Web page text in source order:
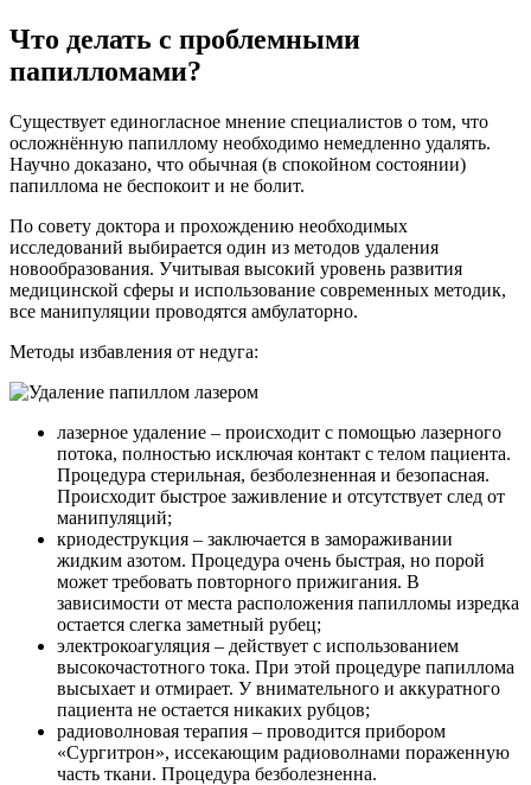
Что делать с проблемными
папилломами?
Существует единогласное мнение специалистов о том, что
осложнённую папиллому необходимо немедленно удалять.
Научно доказано, что обычная (в спокойном состоянии)
папиллома не беспокоит и не болит.
По совету доктора и прохождению необходимых
исследований выбирается один из методов удаления
новообразования. Учитывая высокий уровень развития
медицинской сферы и использование современных методик,
все манипуляции проводятся амбулаторно.
Методы избавления от недуга:
лазерное удаление – происходит с помощью лазерного
потока, полностью исключая контакт с телом пациента.
Процедура стерильная, безболезненная и безопасная.
Происходит быстрое заживление и отсутствует след от
манипуляций;
криодеструкция – заключается в замораживании
жидким азотом. Процедура очень быстрая, но порой
может требовать повторного прижигания. В
зависимости от места расположения папилломы изредка
остается слегка заметный рубец;
электрокоагуляция – действует с использованием
высокочастотного тока. При этой процедуре папиллома
высыхает и отмирает. У внимательного и аккуратного
пациента не остается никаких рубцов;
радиоволновая терапия – проводится прибором
«Сургитрон», иссекающим радиоволнами пораженную
часть ткани. Процедура безболезненна.